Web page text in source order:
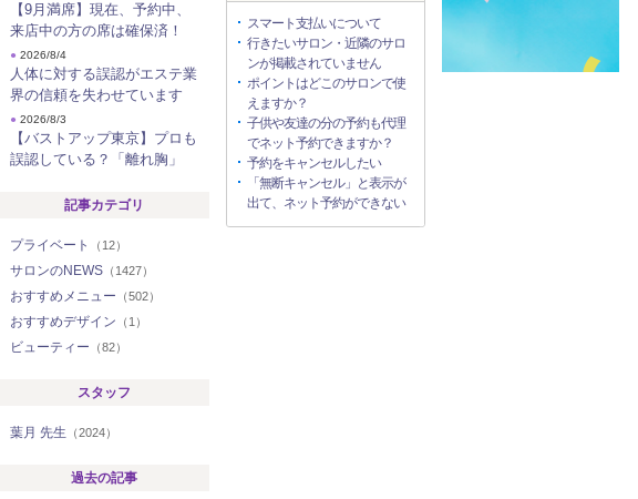
【9月満席】現在、予約中、
来店中の方の席は確保済！
● 2026/8/4
人体に対する誤認がエステ業
界の信頼を失わせています
● 2026/8/3
【バストアップ東京】プロも
誤認している？「離れ胸」
記事カテゴリ
プライベート （12）
サロンのNEWS （1427）
おすすめメニュー （502）
おすすめデザイン （1）
ビューティー （82）
スタッフ
葉月 先生 （2024）
過去の記事
スマート支払いについて
行きたいサロン・近隣のサロ
ンが掲載されていません
ポイントはどこのサロンで使
えますか？
子供や友達の分の予約も代理
でネット予約できますか？
予約をキャンセルしたい
「無断キャンセル」と表示が
出て、ネット予約ができない